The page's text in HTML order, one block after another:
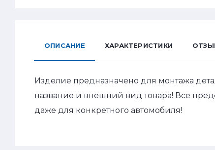
ОПИСАНИЕ ХАРАКТЕРИСТИКИ
Изделие предназначено для монтажа
название и внешний вид товара! Все
даже для конкретного автомобиля!